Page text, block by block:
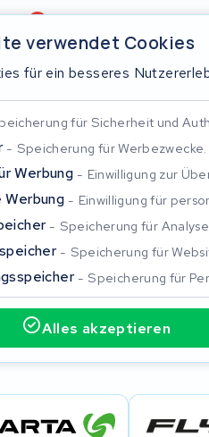
5
Über 45.000 Akkus
verwendet Cookies
für ein besseres
für Sicherheit und
Speicherung für Werbezwecke.
Werbung Einwilligung zur
Einwilligung für
Speicherung für
Speicherung für
Speicherung für
Alles akzeptieren
Schließen
um zu suchen